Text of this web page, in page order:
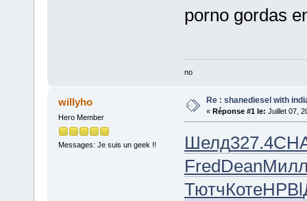
porno gordas
no
willyho
Hero Member
Messages: Je suis un geek !!
Re : shanediesel with
« Réponse #1 le: Juillet 07,
Шелд327.4
FredDean
ТютчКотеHPBl